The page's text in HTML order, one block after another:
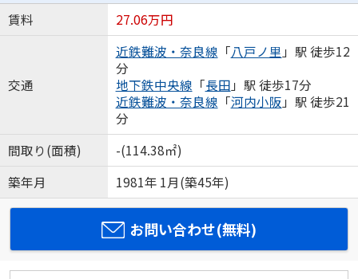
賃料 27.06万円
交通
近鉄難波・奈良線 「八戸ノ里 」駅 徒歩12
分
地下鉄中央線 「長田 」駅 徒歩17分
近鉄難波・奈良線 「河内小阪 」駅 徒歩21
分
間取り(面積)
-(114.38㎡)
築年月
1981年 1月(築45年)
お問い合わせ(無料)